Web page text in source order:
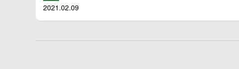
2021.02.09